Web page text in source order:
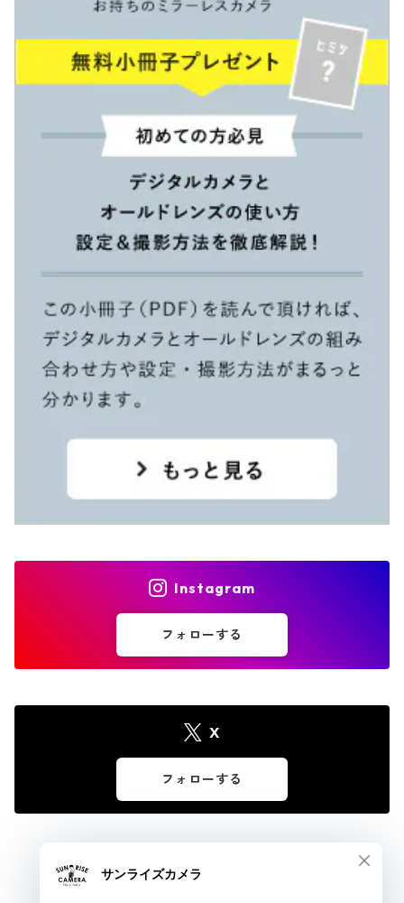
Instagram
フォローする
X
フォローする
© サンライズカメラ フィルムカメラとオールドレンズ専門店